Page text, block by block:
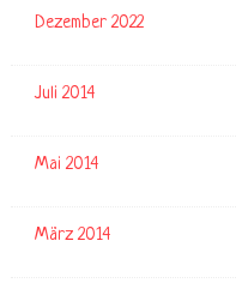
Dezember 2022
Juli 2014
Mai 2014
März 2014